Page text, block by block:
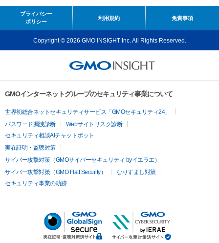
プライバシー
ポリシー
利用規約 免責事項
Copyright © 2026 GMO INSIGHT Inc. All Rights Reserved.
GMOインターネットグループのセキュリティ事業について
世界初総合ネットセキュリティサービス「GMOセキュリティ24」
パスワード漏洩診断
Webサイトリスク診断
セキュリティ相談AIチャットボット
実在証明・盗聴対策
サイバー攻撃対策（GMOサイバーセキュリティ byイエラエ）
サイバー攻撃対策（GMO Flatt Security）
なりすまし対策
セキュリティ事業の軌跡